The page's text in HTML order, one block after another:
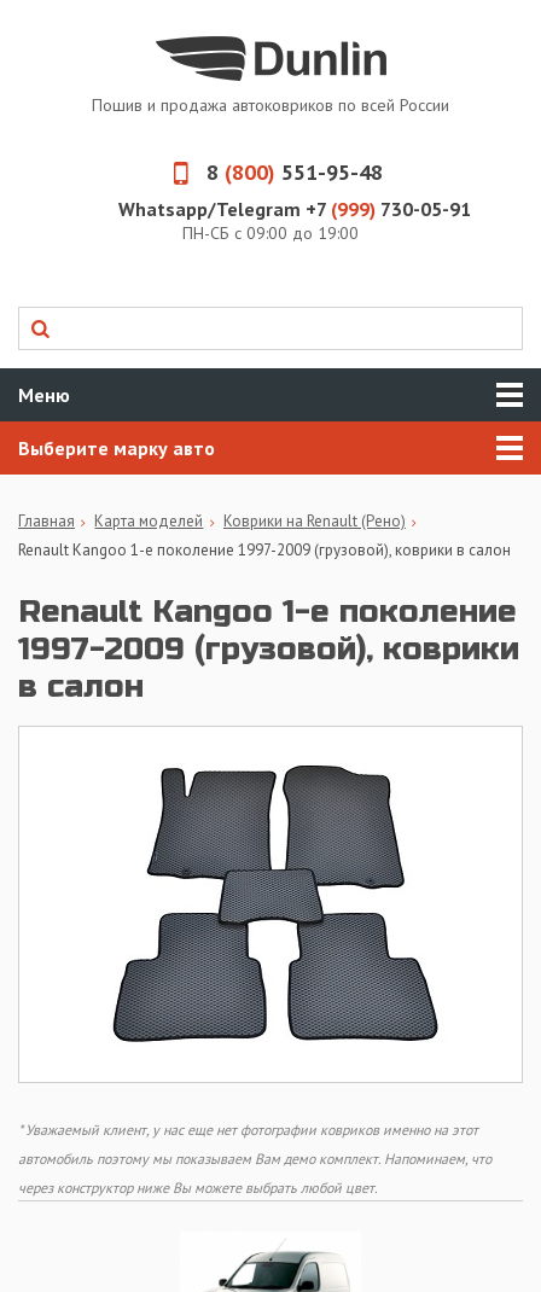
Пошив и продажа автоковриков по всей России
8 (800) 551-95-48
Whatsapp/Telegram +7 (999) 730-05-91
ПН-СБ с 09:00 до 19:00
Меню
Выберите марку авто
Главная Карта моделей
Коврики на Renault (Рено)
Renault Kangoo 1-е поколение 1997-2009 (грузовой), коврики в салон
Renault Kangoo 1-е поколение
1997-2009 (грузовой), коврики
в салон
* Уважаемый клиент, у нас еще нет фотографии ковриков именно на этот
автомобиль поэтому мы показываем Вам демо комплект. Напоминаем, что
через конструктор ниже Вы можете выбрать любой цвет.